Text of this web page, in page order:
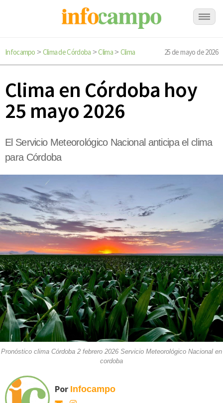
Infocampo > Clima de Córdoba >Clima> Clima 25 de mayo de 2026
Clima en Córdoba hoy
25 mayo 2026
El Servicio Meteorológico Nacional anticipa el clima
para Córdoba
Pronóstico clima Córdoba 2 febrero 2026 Servicio Meteorológico Nacional en
cordoba
Por Infocampo